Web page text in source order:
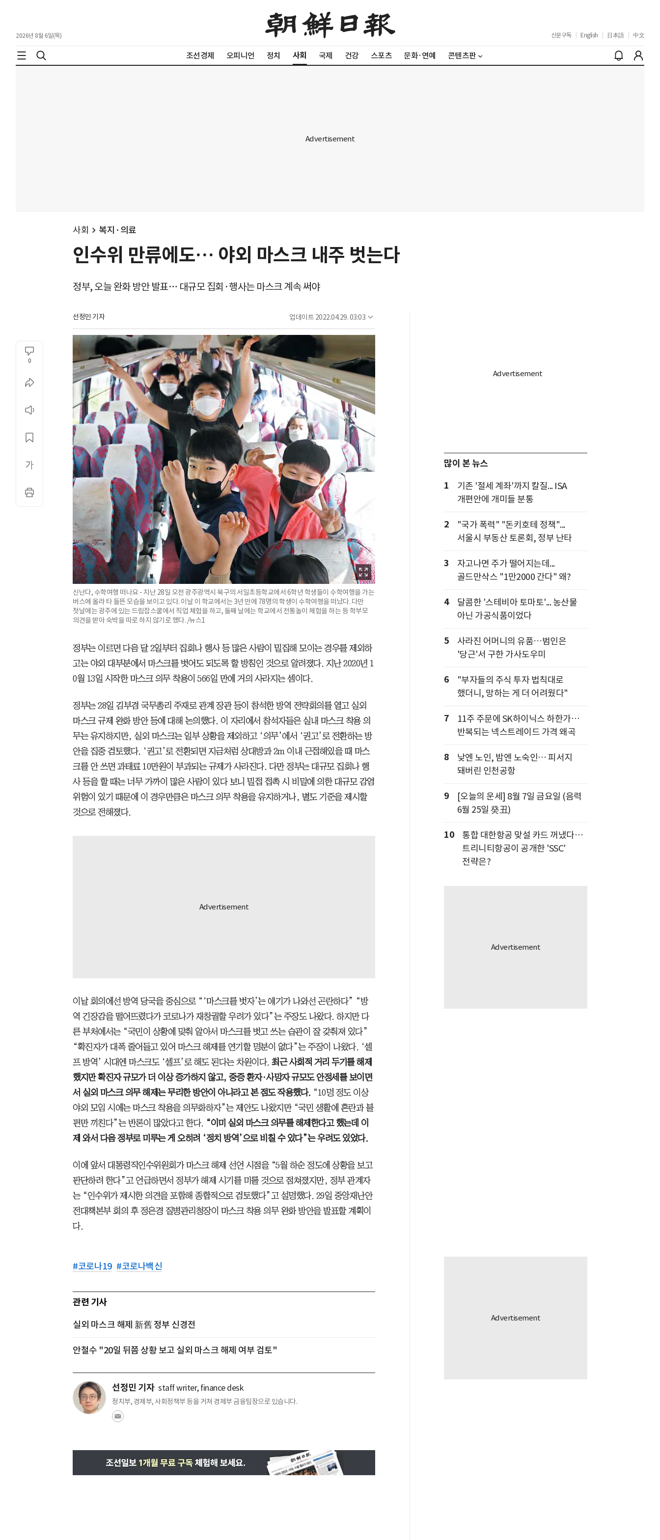
2026년 8월 6일(목) 신문구독 English 日本語 中文
조선경제 오피니언 정치 사회 국제 건강 스포츠 문화·연예 콘텐츠판
사회 복지·의료
인수위 만류에도… 야외 마스크 내주 벗는다
정부, 오늘 완화 방안 발표… 대규모 집회·행사는 마스크 계속 써야
선정민 기자 업데이트 2022.04.29. 03:03
0
신난다, 수학여행 떠나요 - 지난 28일 오전 광주광역시 북구의 서일초등학교에서 6학년 학생들이 수학여행을 가는
버스에 올라 타 들뜬 모습을 보이고 있다. 이날 이 학교에서는 3년 만에 78명의 학생이 수학여행을 떠났다. 다만
첫날에는 광주에 있는 드림잡스쿨에서 직업 체험을 하고, 둘째 날에는 학교에서 전통놀이 체험을 하는 등 학부모
의견을 받아 숙박을 따로 하지 않기로 했다. /뉴스1
정부는 이르면 다음 달 2일부터 집회나 행사 등 많은 사람이 밀집해 모이는 경우를 제외하
고는 야외 대부분에서 마스크를 벗어도 되도록 할 방침인 것으로 알려졌다. 지난 2020년 1
0월 13일 시작한 마스크 의무 착용이 566일 만에 거의 사라지는 셈이다.
정부는 28일 김부겸 국무총리 주재로 관계 장관 등이 참석한 방역 전략회의를 열고 실외
마스크 규제 완화 방안 등에 대해 논의했다. 이 자리에서 참석자들은 실내 마스크 착용 의
무는 유지하지만, 실외 마스크는 일부 상황을 제외하고 ‘의무’에서 ‘권고’로 전환하는 방
안을 집중 검토했다. ‘권고’로 전환되면 지금처럼 상대방과 2m 이내 근접해있을 때 마스
크를 안 쓰면 과태료 10만원이 부과되는 규제가 사라진다. 다만 정부는 대규모 집회나 행
사 등을 할 때는 너무 가까이 많은 사람이 있다 보니 밀접 접촉 시 비말에 의한 대규모 감염
위험이 있기 때문에 이 경우만큼은 마스크 의무 착용을 유지하거나, 별도 기준을 제시할
것으로 전해졌다.
이날 회의에선 방역 당국을 중심으로 “‘마스크를 벗자’는 얘기가 나와선 곤란하다” “방
역 긴장감을 떨어뜨렸다가 코로나가 재창궐할 우려가 있다”는 주장도 나왔다. 하지만 다
른 부처에서는 “국민이 상황에 맞춰 알아서 마스크를 벗고 쓰는 습관이 잘 갖춰져 있다”
“확진자가 대폭 줄어들고 있어 마스크 해제를 연기할 명분이 없다”는 주장이 나왔다. ‘셀
프 방역’ 시대엔 마스크도 ‘셀프’로 해도 된다는 차원이다. 최근 사회적 거리 두기를 해제
했지만 확진자 규모가 더 이상 증가하지 않고, 중증 환자·사망자 규모도 안정세를 보이면
서 실외 마스크 의무 해제는 무리한 방안이 아니라고 본 점도 작용했다.
“10명 정도 이상
야외 모임 시에는 마스크 착용을 의무화하자”는 제안도 나왔지만 “국민 생활에 혼란과 불
편만 끼친다”는 반론이 많았다고 한다.
“이미 실외 마스크 의무를 해제한다고 했는데 이
제 와서 다음 정부로 미루는 게 오히려 ‘정치 방역’으로 비칠 수 있다”는 우려도 있었다.
이에 앞서 대통령직인수위원회가 마스크 해제 선언 시점을 “5월 하순 정도에 상황을 보고
판단하려 한다”고 언급하면서 정부가 해제 시기를 미룰 것으로 점쳐졌지만, 정부 관계자
는 “인수위가 제시한 의견을 포함해 종합적으로 검토했다”고 설명했다. 29일 중앙재난안
전대책본부 회의 후 정은경 질병관리청장이 마스크 착용 의무 완화 방안을 발표할 계획이
다.
#코로나19 #코로나백신
관련 기사
실외 마스크 해제 新舊 정부 신경전
안철수 "20일 뒤쯤 상황 보고 실외 마스크 해제 여부 검토"
선정민 기자 staff writer, finance desk
정치부, 경제부, 사회정책부 등을 거쳐 경제부 금융팀장으로 있습니다.
많이 본 뉴스
1
기존 '절세 계좌'까지 칼질... ISA
개편안에 개미들 분통
2
"국가 폭력" "돈키호테 정책"...
서울시 부동산 토론회, 정부 난타
3
자고나면 주가 떨어지는데...
골드만삭스 "1만2000 간다" 왜?
4
달콤한 '스테비아 토마토'... 농산물
아닌 가공식품이었다
5
사라진 어머니의 유품…범인은
'당근'서 구한 가사도우미
6
"부자들의 주식 투자 법칙대로
했더니, 망하는 게 더 어려웠다"
7
11주 주문에 SK하이닉스 하한가…
반복되는 넥스트레이드 가격 왜곡
8
낮엔 노인, 밤엔 노숙인… 피서지
돼버린 인천공항
9
[오늘의 운세] 8월 7일 금요일 (음력
6월 25일 癸丑)
10
통합 대한항공 맞설 카드 꺼냈다…
트리니티항공이 공개한 'SSC'
전략은?